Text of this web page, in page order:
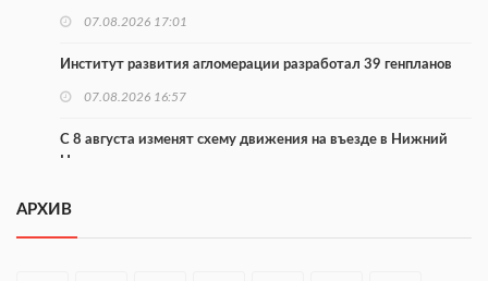
07.08.2026 17:01
Институт развития агломерации разработал 39 генпланов
07.08.2026 16:57
С 8 августа изменят схему движения на въезде в Нижний
Новгород
В Нижегородской области прошло заседание АТК и
АРХИВ